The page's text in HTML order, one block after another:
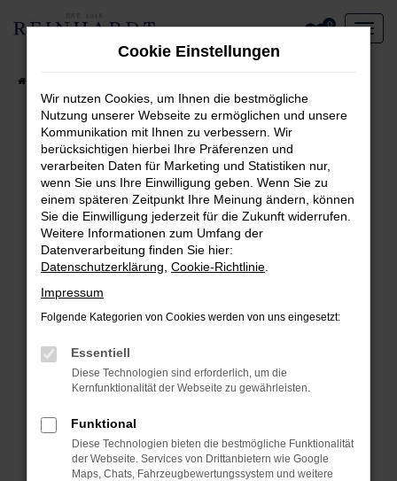
Zum
0
Fehler: Network Error
Beim Laden ist ein Fehler aufgetreten.
Hier sind ein paar Tipps, die dir helfen können:
Überprüfe deine Firewall und deine
Internetverbindung.
Laden andere Webseiten, zum Beispiel deine
Manche Erweiterungen, wie Werbeblocker,
können das Laden bestimmter Seiten
verhindern. Funktioniert die Seite in einem
anderen Browser oder in einem privaten
Starte dein Gerät neu.
Das kann manchmal helfen, vorübergehende
Probleme zu beheben.
Cookie Einstellungen
Wir nutzen Cookies, um Ihnen die bestmögliche
Nutzung unserer Webseite zu ermöglichen und unsere
Kommunikation mit Ihnen zu verbessern. Wir
berücksichtigen hierbei Ihre Präferenzen und
verarbeiten Daten für Marketing und Statistiken nur,
wenn Sie uns Ihre Einwilligung geben. Wenn Sie zu
einem späteren Zeitpunkt Ihre Meinung ändern, können
Sie die Einwilligung jederzeit für die Zukunft widerrufen.
Weitere Informationen zum Umfang der
Datenverarbeitung finden Sie hier:
Datenschutzerklärung Cookie-Richtlinie
Impressum
Folgende Kategorien von Cookies werden von uns eingesetzt:
Essentiell
Diese Technologien sind erforderlich, um die
Kernfunktionalität der Webseite zu gewährleisten.
Funktional
Diese Technologien bieten die bestmögliche Funktionalität
der Webseite. Services von Drittanbietern wie Google
Maps, Chats, Fahrzeugbewertungssystem und weitere